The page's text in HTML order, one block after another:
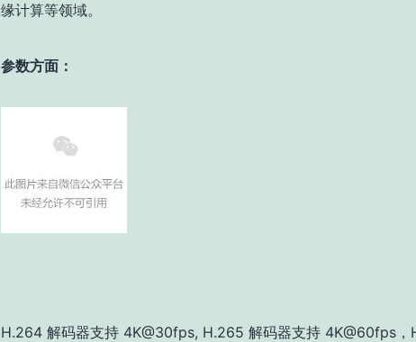
缘计算等领域。
参数方面：
H.264 解码器支持 4K@30fps, H.265 解码器支持 4K@60fps